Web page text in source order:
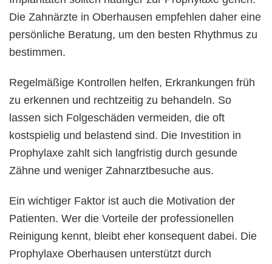
Die Zahnärzte in Oberhausen empfehlen daher eine
persönliche Beratung, um den besten Rhythmus zu
bestimmen.
Regelmäßige Kontrollen helfen, Erkrankungen früh
zu erkennen und rechtzeitig zu behandeln. So
lassen sich Folgeschäden vermeiden, die oft
kostspielig und belastend sind. Die Investition in
Prophylaxe zahlt sich langfristig durch gesunde
Zähne und weniger Zahnarztbesuche aus.
Ein wichtiger Faktor ist auch die Motivation der
Patienten. Wer die Vorteile der professionellen
Reinigung kennt, bleibt eher konsequent dabei. Die
Prophylaxe Oberhausen unterstützt durch